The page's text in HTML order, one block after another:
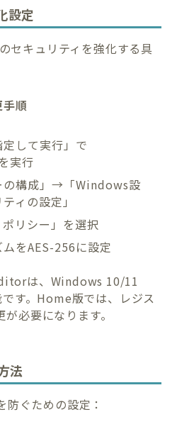
設定
セキュリティを強化する具
順
定して実行」で
実行
の構成」→「Windows設
ィの設定」
ポリシー」を選択
をAES-256に設定
は、Windows 10/11
す。Home版では、レジス
必要になります。
法
ぐための設定：